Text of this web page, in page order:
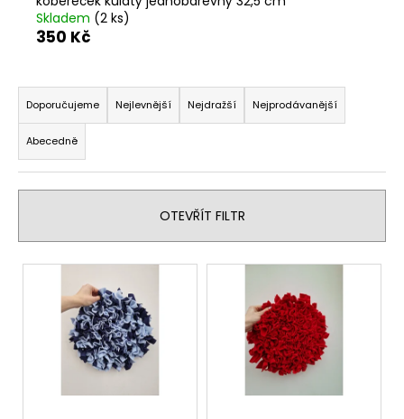
Skladem (2 ks)
350 Kč
Ř
a
z
e
n
r
o
Doporučujeme Nejlevnější Nejdražší Nejprodávanější
Abecedně
OTEVŘÍT FILTR
V